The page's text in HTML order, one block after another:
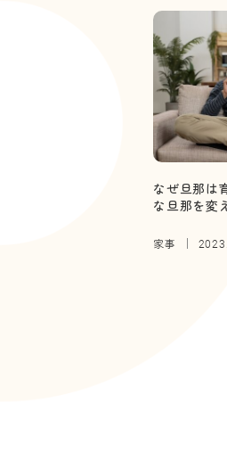
なぜ旦那は
な旦那を変
家事